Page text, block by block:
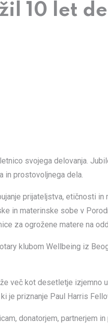
10 let
svojega delovanja.
in prostovoljnega dela.
prijateljstva, etičnosti
in materinske sobe v
za ogrožene matere na
klubom Wellbeing iz
več kot desetletje izjemno
je priznanje Paul Harris
donatorjem, partnerjem